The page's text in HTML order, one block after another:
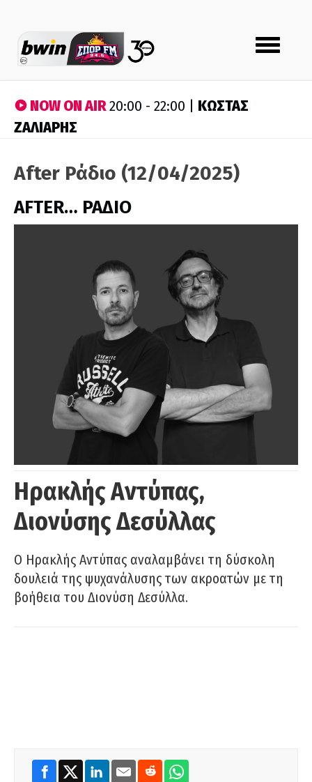
Toggle
navigation
NOW ON AIR20:00 - 22:00 | ΚΩΣΤΑΣ
ΖΑΛΙΑΡΗΣ
After Ράδιο (12/04/2025)
AFTER… ΡΑΔΙΟ
Ηρακλής Αντύπας,
Διονύσης Δεσύλλας
Ο Ηρακλής Αντύπας αναλαμβάνει τη δύσκολη
δουλειά της ψυχανάλυσης των ακροατών με τη
βοήθεια του Διονύση Δεσύλλα.